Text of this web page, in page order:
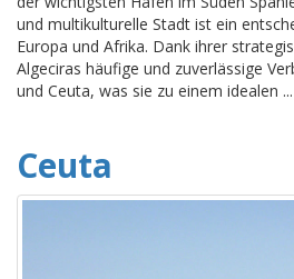
und multikulturelle Stadt ist ein
Europa und Afrika. Dank ihrer
Algeciras häufige und zuverlässige
und Ceuta, was sie zu einem idealen ...
Ceuta